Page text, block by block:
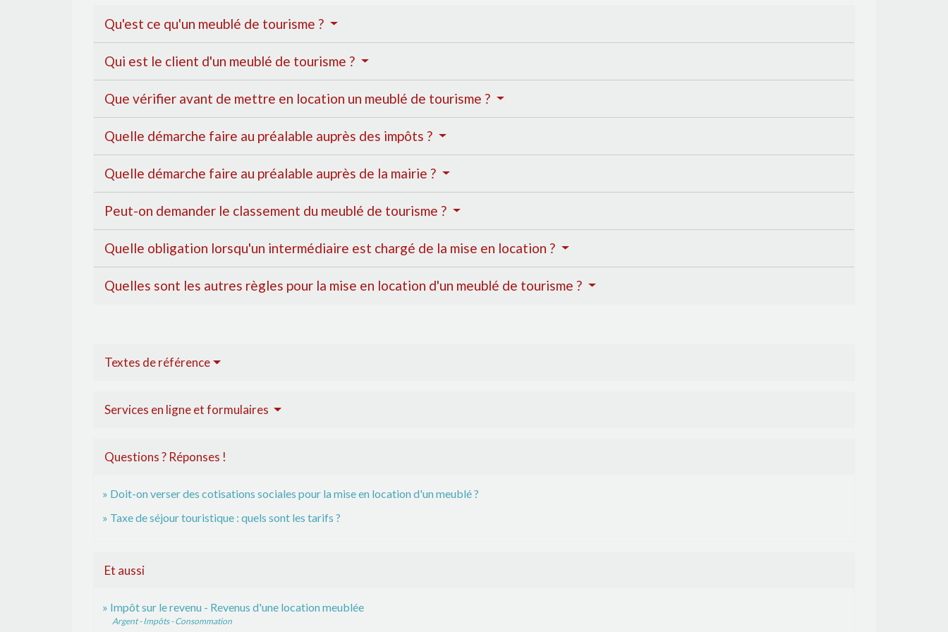
Qu'est ce qu'un meublé de tourisme ?
Qui est le client d'un meublé de tourisme ?
Que vérifier avant de mettre en location un meublé de tourisme ?
Quelle démarche faire au préalable auprès des impôts ?
Quelle démarche faire au préalable auprès de la mairie ?
Peut-on demander le classement du meublé de tourisme ?
Quelle obligation lorsqu'un intermédiaire est chargé de la mise en location ?
Quelles sont les autres règles pour la mise en location d'un meublé de tourisme ?
Textes de référence
Services en ligne et formulaires
Questions ? Réponses !
Doit-on verser des cotisations sociales pour la mise en location d'un meublé ?
Taxe de séjour touristique : quels sont les tarifs ?
Et aussi
Impôt sur le revenu - Revenus d'une location meublée
Argent - Impôts - Consommation